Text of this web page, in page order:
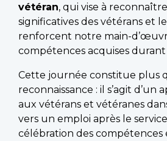
vétéran, qui vise à
significatives des vétérans et
renforcent notre main-
compétences acquises
Cette journée constitue plus
reconnaissance : il s’agit d’un
aux vétérans et vétéranes
vers un emploi après le
célébration des compétences